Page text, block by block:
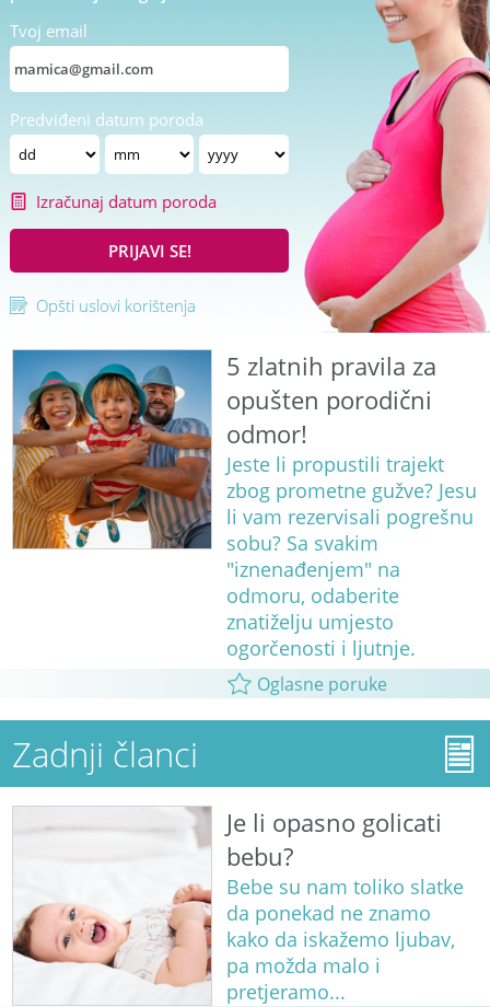
Tvoj email
Predviđeni datum poroda
Izračunaj datum poroda
PRIJAVI SE!
Opšti uslovi korištenja
5 zlatnih pravila za
opušten porodični
odmor!
Jeste li propustili trajekt
zbog prometne gužve? Jesu
li vam rezervisali pogrešnu
sobu? Sa svakim
"iznenađenjem" na
odmoru, odaberite
znatiželju umjesto
ogorčenosti i ljutnje.
Oglasne poruke
Zadnji članci
Je li opasno golicati
bebu?
Bebe su nam toliko slatke
da ponekad ne znamo
kako da iskažemo ljubav,
pa možda malo i
pretjeramo...